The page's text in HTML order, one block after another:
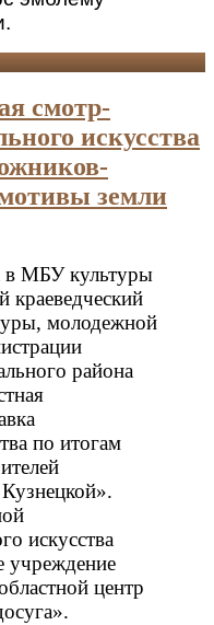
смотр-
искусства
земли
в МБУ культуры
краеведческий
молодежной
района
по итогам
искусства
учреждение
центр